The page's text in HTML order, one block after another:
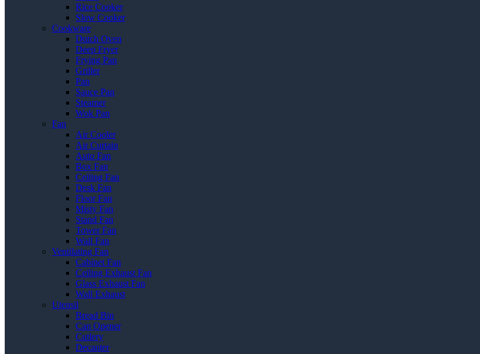
Rice Cooker
Slow Cooker
Cookware
Dutch Oven
Deep Fryer
Frying Pan
Griller
Pan
Sauce Pan
Steamer
Wok Pan
Fan
Air Cooler
Air Curtain
Auto Fan
Box Fan
Ceiling Fan
Desk Fan
Floor Fan
Misty Fan
Stand Fan
Tower Fan
Wall Fan
Ventilating Fan
Cabinet Fan
Ceiling Exhaust Fan
Glass Exhaust Fan
Wall Exhaust
Utensil
Bread Bin
Can Opener
Cutlery
Decanter